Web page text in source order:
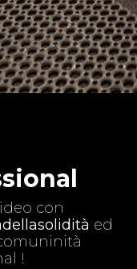
con
ed
!